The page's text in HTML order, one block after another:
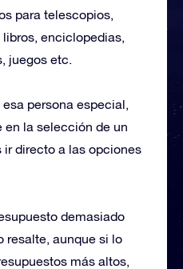
para telescopios,
enciclopedias,
juegos etc.
persona especial,
en la selección de un
ir directo a las opciones
demasiado
resalte, aunque si lo
más altos,